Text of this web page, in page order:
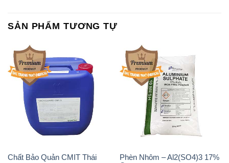
Magie Clorua – MGCL2 Dạng
Vảy Shreeji Magnesia Works
Ấn Độ India
KOH ( 90%) – Potassium
Hydroxide Unid Hàn Quốc